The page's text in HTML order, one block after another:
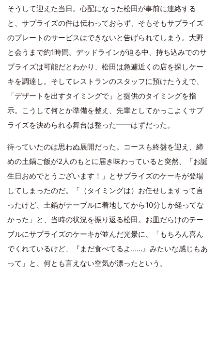
そうして迎えた当日。心配になった松田が事前に連絡する
と、サプライズの件は伝わっておらず、そもそもサプライズ
のプレートのサービスはできないと告げられてしまう。大野
と会うまで約1時間。デッドラインが迫る中、持ち込みでのサ
プライズは可能だとわかり、松田は急遽近くの店を探しケー
キを調達し。そしてレストランのスタッフに預けたうえで、
「デザートを出すタイミングで」と提供のタイミングを指
示。こうして何とか準備を整え、先輩としてかっこよくサプ
ライズを決められる舞台は整った━━はずだった。
待っていたのは思わぬ展開だった。コースも終盤を迎え、締
めの土鍋ご飯が2人のもとに届き味わっていると突然、「お誕
生日おめでとうございます！」とサプライズのケーキが登場
してしまったのだ。「（タイミングは）お任せしますって言
ったけど、土鍋がテーブルに着地してから10分しか経ってな
かった」と、当時の状況を振り返る松田。お皿だらけのテー
ブルにサプライズのケーキが並んだ光景に、「もちろん喜ん
でくれているけど、『まだ食べてるよ……』みたいな感じもあ
って」と、何とも言えない空気が漂ったという。